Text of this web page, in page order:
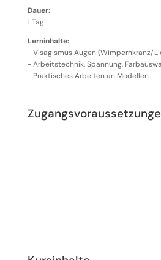
Dauer:
1 Tag
Lerninhalte:
- Visagismus Augen (Wimpernkranz/
- Arbeitstechnik, Spannung,
- Praktisches Arbeiten an Modellen